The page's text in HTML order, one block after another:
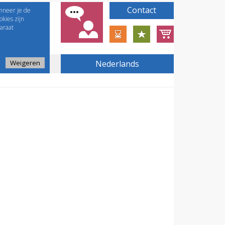
je de
zijn
Weigeren Nederlands
Contact